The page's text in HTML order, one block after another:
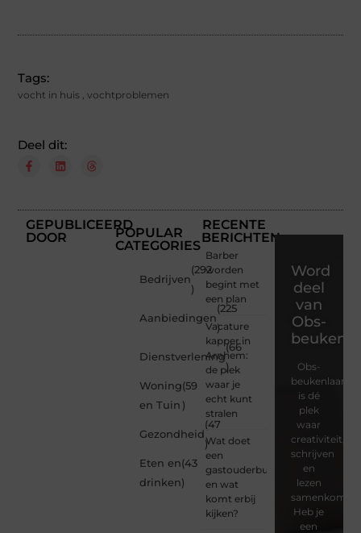
Tags:
vocht in huis ,vochtproblemen
Deel dit:
GEPUBLICEERD
DOOR
POPULAR
CATEGORIES
Bedrijven
(292
)
Aanbiedingen
(225
)
Dienstverlening
(66
)
Woning
en Tuin
(59
)
Gezondheid
(47
)
Eten en
drinken
(43
)
RECENTE
BERICHTEN
Barber
worden
begint met
een plan
Vacature
kapper in
Arnhem:
de plek
waar je
echt kunt
stralen
Wat doet
een
gastouderbureau
en wat
komt erbij
kijken?
Word
deel
van
Obs-
Obs-
beukenlaan.nl
is dé
plek
waar
creativiteit,
schrijven
en
lezen
samenkomen.
Heb je
een